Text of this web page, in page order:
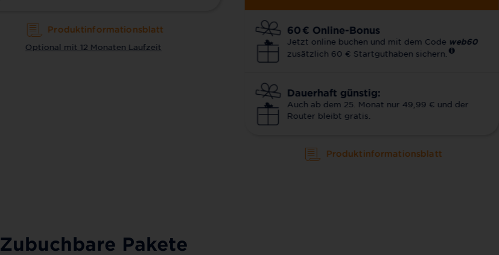
Produktinformationsblatt
Optional mit 12 Monaten Laufzeit
60 € Online-Bonus
Jetzt online buchen und mit dem Code web60
zusätzlich 60 € Startguthaben sichern.
Dauerhaft günstig:
Auch ab dem 25. Monat nur 49,99 € und der
Router bleibt gratis.
Produktinformationsblatt
Zubuchbare Pakete